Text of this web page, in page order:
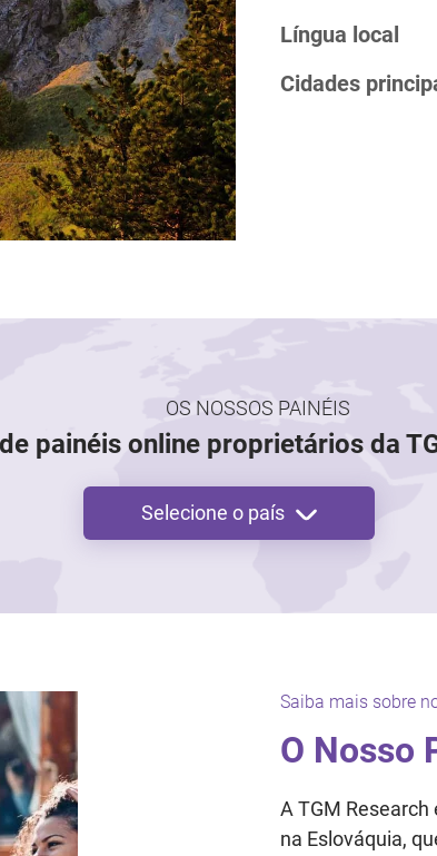
Língua local
Cidades
OS NOSSOS PAINÉIS
painéis online proprietários da
Selecione o país
Saiba mais sobre
O Nosso
A TGM
na Eslováquia,